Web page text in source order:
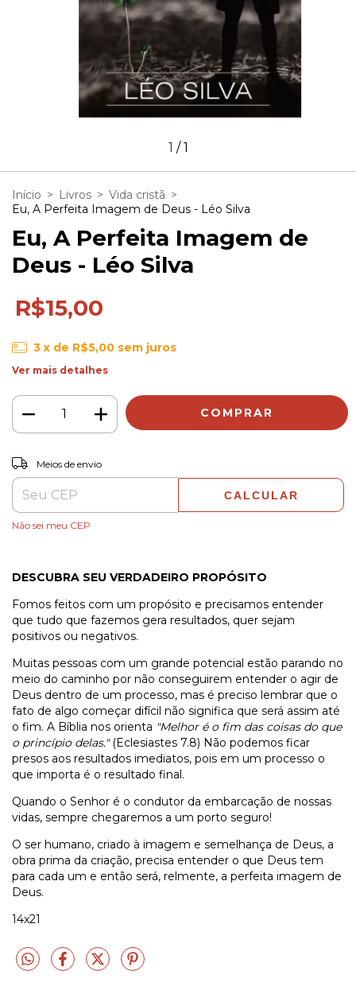
1 /1
Início > Livros > Vida cristã >
Eu, A Perfeita Imagem de Deus - Léo Silva
Eu, A Perfeita Imagem de
Deus - Léo Silva
R$15,00
3 x de R$5,00 sem juros
Ver mais detalhes
Entregas para o CEP:
Meios de envio
CALCULAR
Não sei meu CEP
DESCUBRA SEU VERDADEIRO PROPÓSITO
Fomos feitos com um propósito e precisamos entender
que tudo que fazemos gera resultados, quer sejam
positivos ou negativos.
Muitas pessoas com um grande potencial estão parando no
meio do caminho por não conseguirem entender o agir de
Deus dentro de um processo, mas é preciso lembrar que o
fato de algo começar difícil não significa que será assim até
o fim. A Bíblia nos orienta "Melhor é o fim das coisas do que
o princípio delas." (Eclesiastes 7.8) Não podemos ficar
presos aos resultados imediatos, pois em um processo o
que importa é o resultado final.
Quando o Senhor é o condutor da embarcação de nossas
vidas, sempre chegaremos a um porto seguro!
O ser humano, criado à imagem e semelhança de Deus, a
obra prima da criação, precisa entender o que Deus tem
para cada um e então será, relmente, a perfeita imagem de
Deus.
14x21